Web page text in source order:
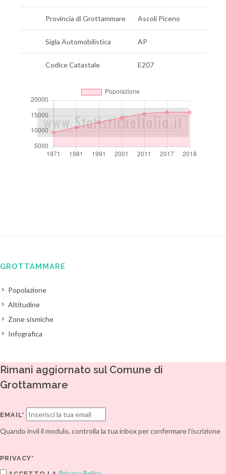
Provincia di Grottammare Ascoli Piceno
Sigla Automobilistica AP
Codice Catastale E207
GROTTAMMARE
Popolazione
Altitudine
Zone sismiche
Infografica
Rimani aggiornato sul Comune di
Grottammare
EMAIL*
Quando invii il modulo, controlla la tua inbox per confermare l'iscrizione
PRIVACY*